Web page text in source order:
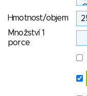
Hmotnost/objem
Množství 1
porce